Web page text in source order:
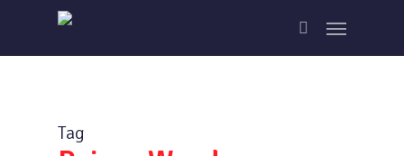
main
search
Menu
Tag